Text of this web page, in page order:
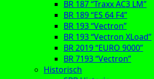
BR 187 “Traxx AC3 LM”
BR 189 “ES 64 F4”
BR 193 “Vectron”
BR 193 “Vectron XLoad”
BR 2019 “EURO 9000”
BR 7193 “Vectron”
Historisch